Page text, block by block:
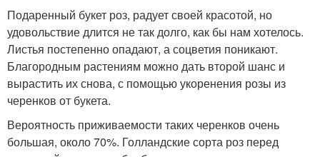
Подаренный букет роз, радует своей красотой, но
удовольствие длится не так долго, как бы нам хотелось.
Листья постепенно опадают, а соцветия поникают.
Благородным растениям можно дать второй шанс и
вырастить их снова, с помощью укоренения розы из
черенков от букета.
Вероятность приживаемости таких черенков очень
большая, около 70%. Голландские сорта роз перед